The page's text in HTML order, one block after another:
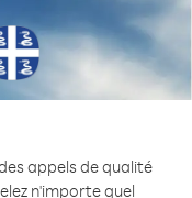
appels de qualité
n'importe quel